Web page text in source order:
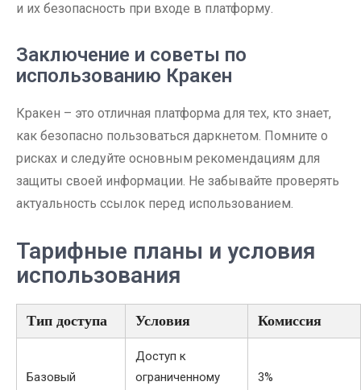
и их безопасность при входе в платформу.
Заключение и советы по
использованию Кракен
Кракен – это отличная платформа для тех, кто знает,
как безопасно пользоваться даркнетом. Помните о
рисках и следуйте основным рекомендациям для
защиты своей информации. Не забывайте проверять
актуальность ссылок перед использованием.
Тарифные планы и условия
использования
Тип доступа Условия Комиссия
Базовый
Доступ к
ограниченному
3%